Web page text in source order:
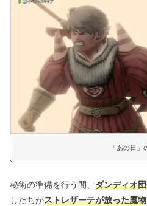
「あの日」
秘術の準備を行う間、 ダンディオ
したちがストレザーテが放った魔物